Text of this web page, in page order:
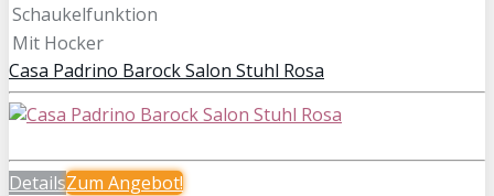
Schaukelfunktion
Mit Hocker
Casa Padrino Barock Salon Stuhl Rosa
DetailsZum Angebot!